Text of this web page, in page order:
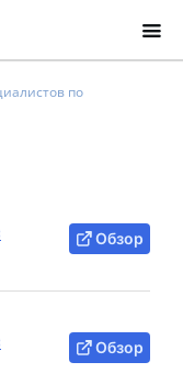
по
Обзор
Обзор